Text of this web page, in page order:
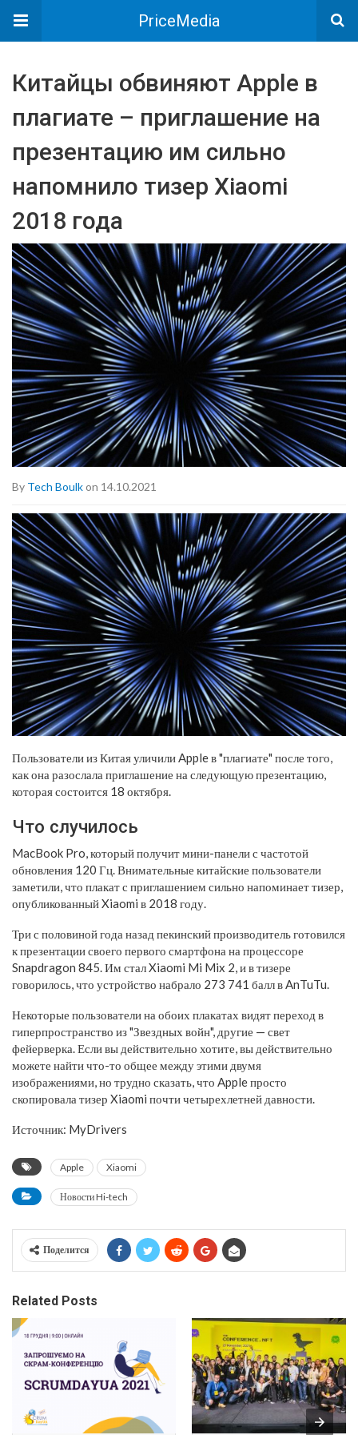
PriceMedia
Китайцы обвиняют Apple в
плагиате – приглашение на
презентацию им сильно
напомнило тизер Xiaomi
2018 года
By Tech Boulkon 14.10.2021
Пользователи из Китая уличили Apple в "плагиате" после того,
как она разослала приглашение на следующую презентацию,
которая состоится 18 октября.
Что случилось
MacBook Pro, который получит мини-панели с частотой
обновления 120 Гц. Внимательные китайские пользователи
заметили, что плакат с приглашением сильно напоминает тизер,
опубликованный Xiaomi в 2018 году.
Три с половиной года назад пекинский производитель готовился
к презентации своего первого смартфона на процессоре
Snapdragon 845. Им стал Xiaomi Mi Mix 2, и в тизере
говорилось, что устройство набрало 273 741 балл в AnTuTu.
Некоторые пользователи на обоих плакатах видят переход в
гиперпространство из "Звездных войн", другие — свет
фейерверка. Если вы действительно хотите, вы действительно
можете найти что-то общее между этими двумя
изображениями, но трудно сказать, что Apple просто
скопировала тизер Xiaomi почти четырехлетней давности.
Источник: MyDrivers
Apple Xiaomi
Новости Hi-tech
Поделится
Related Posts